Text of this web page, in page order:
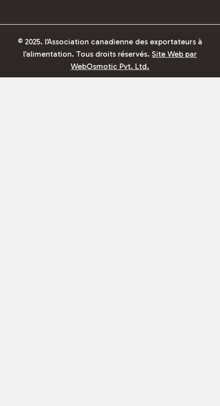
© 2025. l’Association canadienne des exportateurs à
l’alimentation. Tous droits réservés. Site Web par
WebOsmotic Pvt. Ltd.